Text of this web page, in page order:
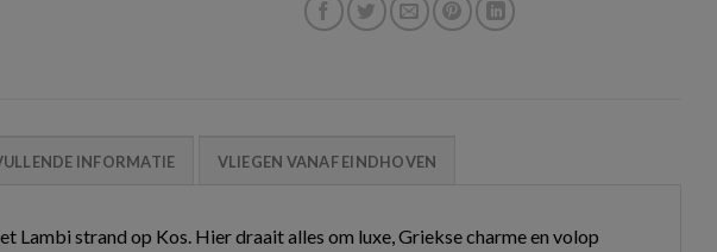
INFORMATIE VLIEGEN VANAF EINDHOVEN
Lambi strand op Kos. Hier draait alles om luxe, Griekse charme en volop